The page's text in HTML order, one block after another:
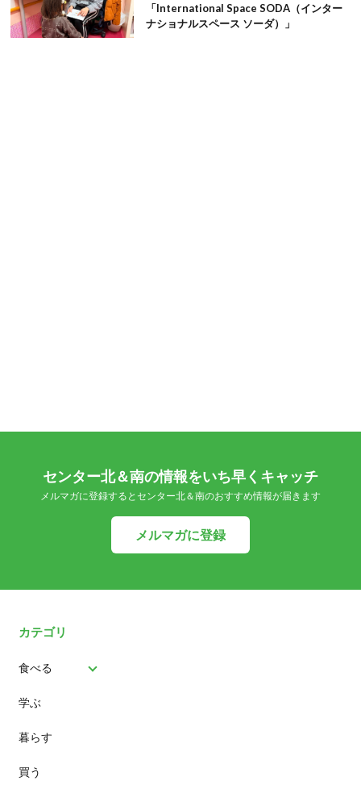
「International Space SODA（インター
ナショナルスペース ソーダ）」
センター北＆南の情報をいち早くキャッチ
メルマガに登録するとセンター北＆南のおすすめ情報が届きます
メルマガに登録
カテゴリ
食べる
パン
スイーツ
ランチ
学ぶ
暮らす
買う